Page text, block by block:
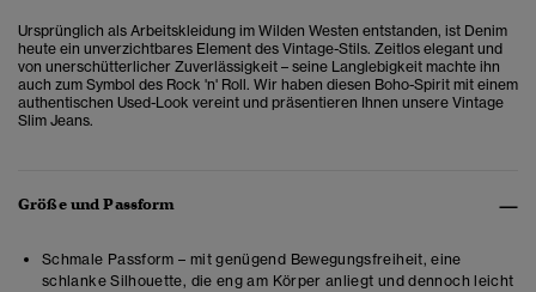
Ursprünglich als Arbeitskleidung im Wilden Westen entstanden, ist Denim
heute ein unverzichtbares Element des Vintage-Stils. Zeitlos elegant und
von unerschütterlicher Zuverlässigkeit – seine Langlebigkeit machte ihn
auch zum Symbol des Rock 'n' Roll. Wir haben diesen Boho-Spirit mit einem
authentischen Used-Look vereint und präsentieren Ihnen unsere Vintage
Slim Jeans.
Größe und Passform
Schmale Passform – mit genügend Bewegungsfreiheit, eine
schlanke Silhouette, die eng am Körper anliegt und dennoch leicht